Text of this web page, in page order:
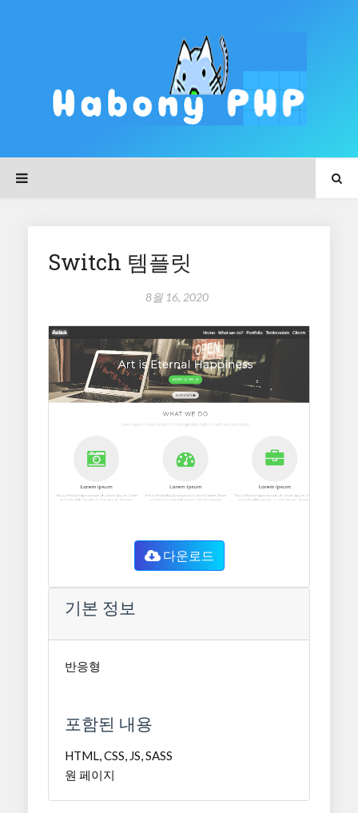
Switch 템플릿
8월 16, 2020
다운로드
기본 정보
반응형
포함된 내용
HTML, CSS, JS, SASS
원 페이지